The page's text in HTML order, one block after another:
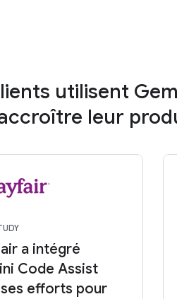
utilisent
leur
a intégré
Code Assist
efforts pour